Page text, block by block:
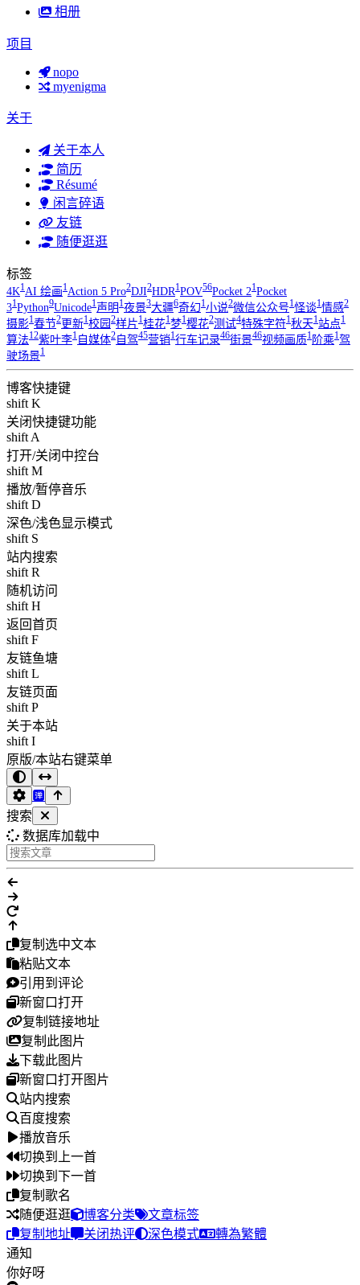
相册
项目
nopo
myenigma
关于
关于本人
简历
Résumé
闲言碎语
友链
随便逛逛
标签
4K1AI 绘画1Action 5 Pro2DJI2HDR1POV56Pocket 21Pocket
31Python9Unicode1声明 1夜景3大疆6奇幻1小说2微信公众号1怪谈1情感2
摄影1春节2更新1校园2样片1桂花1梦1樱花2测试4特殊字符1秋天1站点1
算法12紫叶李1自媒体2自驾45营销1行车记录46街景46视频画质1阶乘1驾
驶场景1
博客快捷键
shift K
关闭快捷键功能
shift A
打开/关闭中控台
shift M
播放/暂停音乐
shift D
深色/浅色显示模式
shift S
站内搜索
shift R
随机访问
shift H
返回首页
shift F
友链鱼塘
shift L
友链页面
shift P
关于本站
shift I
原版/本站右键菜单
搜索
数据库加载中
复制选中文本
粘贴文本
引用到评论
新窗口打开
复制链接地址
复制此图片
下载此图片
新窗口打开图片
站内搜索
百度搜索
播放音乐
切换到上一首
切换到下一首
复制歌名
随便逛逛
博客分类
文章标签
复制地址
关闭热评 深色模式
轉為繁體
通知
你好呀